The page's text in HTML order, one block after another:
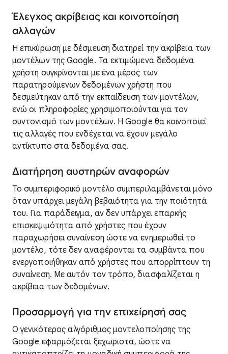
Έλεγχος ακρίβειας και κοινοποίηση
αλλαγών
Η επικύρωση με δέσμευση διατηρεί την ακρίβεια των
μοντέλων της Google. Τα εκτιμώμενα δεδομένα
χρήστη συγκρίνονται με ένα μέρος των
παρατηρούμενων δεδομένων χρήστη που
δεσμεύτηκαν από την εκπαίδευση των μοντέλων,
ενώ οι πληροφορίες χρησιμοποιούνται για τον
συντονισμό των μοντέλων. Η Google θα κοινοποιεί
τις αλλαγές που ενδέχεται να έχουν μεγάλο
αντίκτυπο στα δεδομένα σας.
Διατήρηση αυστηρών αναφορών
Το συμπεριφορικό μοντέλο συμπεριλαμβάνεται μόνο
όταν υπάρχει μεγάλη βεβαιότητα για την ποιότητά
του. Για παράδειγμα, αν δεν υπάρχει επαρκής
επισκεψιμότητα από χρήστες που έχουν
παραχωρήσει συναίνεση ώστε να ενημερωθεί το
μοντέλο, τότε δεν αναφέρονται τα συμβάντα που
ενεργοποιήθηκαν από χρήστες που απορρίπτουν τη
συναίνεση. Με αυτόν τον τρόπο, διασφαλίζεται η
ακρίβεια των δεδομένων.
Προσαρμογή για την επιχείρησή σας
Ο γενικότερος αλγόριθμος μοντελοποίησης της
Google εφαρμόζεται ξεχωριστά, ώστε να